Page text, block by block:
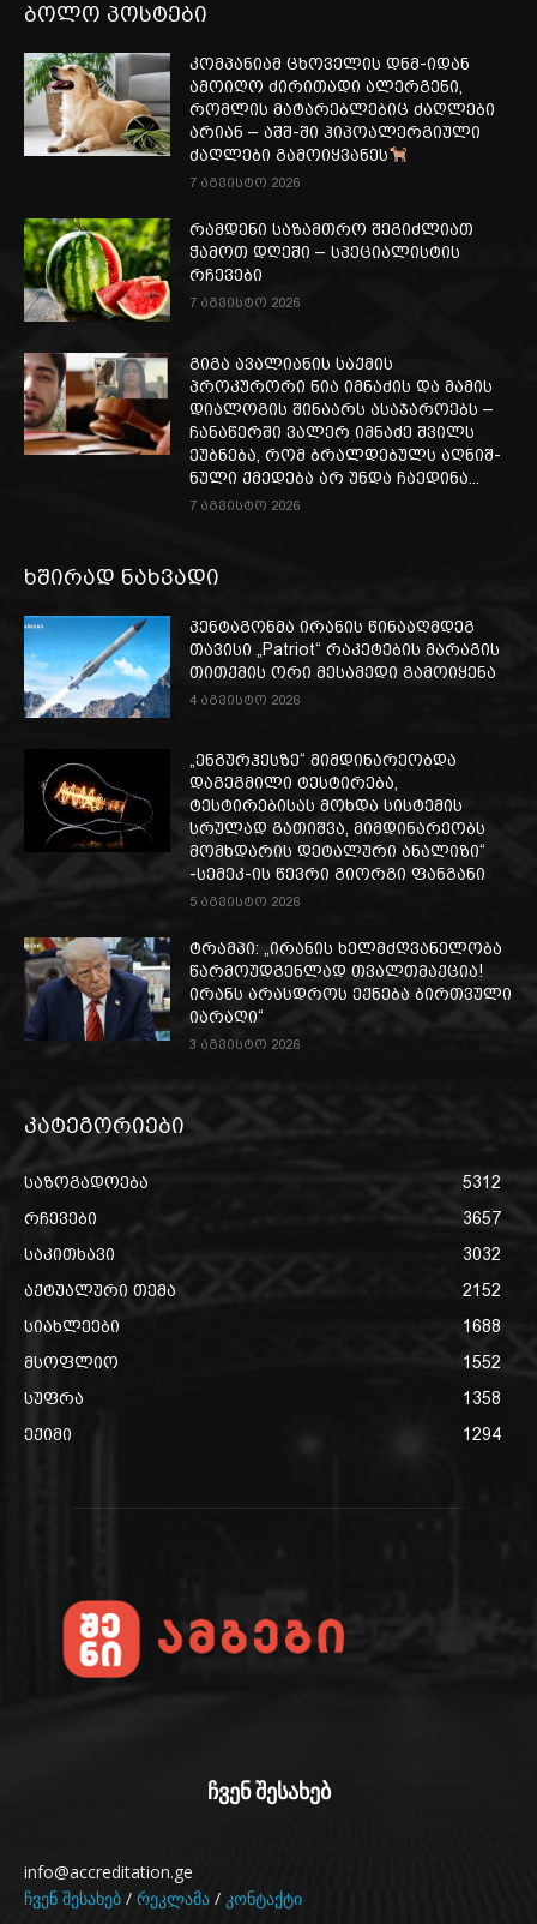
ბოლო პოსტები
კომპანიამ ცხოველის დნმ-იდან
ამოიღო ძირითადი ალერგენი,
რომლის მატარებლებიც ძაღლები
არიან – აშშ-ში ჰიპოალერგიული
ძაღლები გამოიყვანეს
7 აგვისტო 2026
რამდენი საზამთრო შეგიძლიათ
ჭამოთ დღეში – სპეციალისტის
რჩევები
7 აგვისტო 2026
გიგა ავალიანის საქმის
პროკურორი ნია იმნაძის და მამის
დიალოგის შინაარს ასაჯაროებს –
ჩა­ნა­წერ­ში ვა­ლერ იმ­ნა­ძე შვილს
ეუბ­ნე­ბა, რომ ბრალ­დე­ბულს აღ­ნიშ­
ნუ­ლი ქმე­დე­ბა არ უნდა ჩა­ე­დი­ნა...
7 აგვისტო 2026
ხშირად ნახვადი
პენტაგონმა ირანის წინააღმდეგ
თავისი „Patriot“ რაკეტების მარაგის
თითქმის ორი მესამედი გამოიყენა
4 აგვისტო 2026
„ენგურჰესზე“ მიმდინარეობდა
დაგეგმილი ტესტირება,
ტესტირებისას მოხდა სისტემის
სრულად გათიშვა, მიმდინარეობს
მომხდარის დეტალური ანალიზი“
-სემეკ-ის წევრი გიორგი ფანგანი
5 აგვისტო 2026
ტრამპი: „ირანის ხელმძღვანელობა
წარმოუდგენლად თვალთმაქცია!
ირანს არასდროს ექნება ბირთვული
იარაღი“
3 აგვისტო 2026
კატეგორიები
საზოგადოება
5312
რჩევები
3657
საკითხავი
3032
აქტუალური თემა
2152
სიახლეები
1688
მსოფლიო
1552
სუფრა
1358
ექიმი
1294
ჩვენ შესახებ
info@accreditation.ge
ჩვენ შესახებ / რეკლამა / კონტაქტი